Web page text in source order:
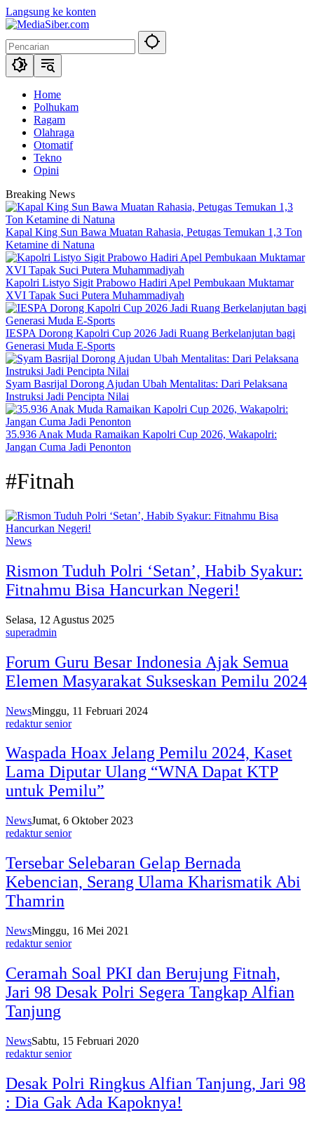
Langsung ke konten
Home
Polhukam
Ragam
Olahraga
Otomatif
Tekno
Opini
Breaking News
Kapal King Sun Bawa Muatan Rahasia, Petugas Temukan 1,3 Ton
Ketamine di Natuna
Kapolri Listyo Sigit Prabowo Hadiri Apel Pembukaan Muktamar
XVI Tapak Suci Putera Muhammadiyah
IESPA Dorong Kapolri Cup 2026 Jadi Ruang Berkelanjutan bagi
Generasi Muda E-Sports
Syam Basrijal Dorong Ajudan Ubah Mentalitas: Dari Pelaksana
Instruksi Jadi Pencipta Nilai
35.936 Anak Muda Ramaikan Kapolri Cup 2026, Wakapolri:
Jangan Cuma Jadi Penonton
#Fitnah
News
Rismon Tuduh Polri ‘Setan’, Habib Syakur:
Fitnahmu Bisa Hancurkan Negeri!
Selasa, 12 Agustus 2025
superadmin
Forum Guru Besar Indonesia Ajak Semua
Elemen Masyarakat Sukseskan Pemilu 2024
NewsMinggu, 11 Februari 2024
redaktur senior
Waspada Hoax Jelang Pemilu 2024, Kaset
Lama Diputar Ulang “WNA Dapat KTP
untuk Pemilu”
NewsJumat, 6 Oktober 2023
redaktur senior
Tersebar Selebaran Gelap Bernada
Kebencian, Serang Ulama Kharismatik Abi
Thamrin
NewsMinggu, 16 Mei 2021
redaktur senior
Ceramah Soal PKI dan Berujung Fitnah,
Jari 98 Desak Polri Segera Tangkap Alfian
Tanjung
NewsSabtu, 15 Februari 2020
redaktur senior
Desak Polri Ringkus Alfian Tanjung, Jari 98
: Dia Gak Ada Kapoknya!